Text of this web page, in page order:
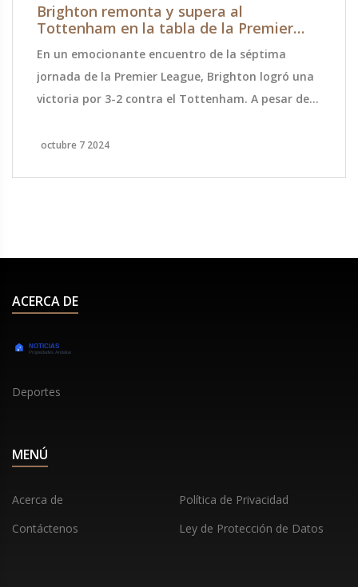
Brighton remonta y supera al
Tottenham en la tabla de la Premier
En un emocionante encuentro de la séptima
jornada de la Premier League, Brighton logró una
victoria por 3-2 contra el Tottenham. A pesar de
para asegurar tres puntos críticos. Esta victoria
octubre 7 2024
ACERCA DE
Deportes
MENÚ
Acerca de
Política de Privacidad
Contáctenos
Ley de Protección de Datos